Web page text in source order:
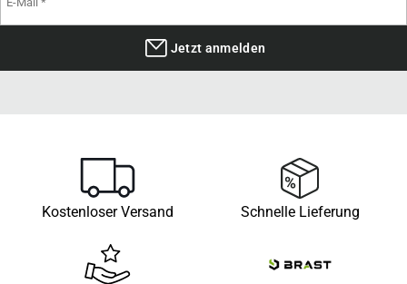
Jetzt anmelden
Kostenloser Versand Schnelle Lieferung